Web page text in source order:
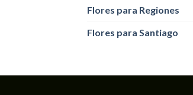
Flores para Regiones
Flores para Santiago